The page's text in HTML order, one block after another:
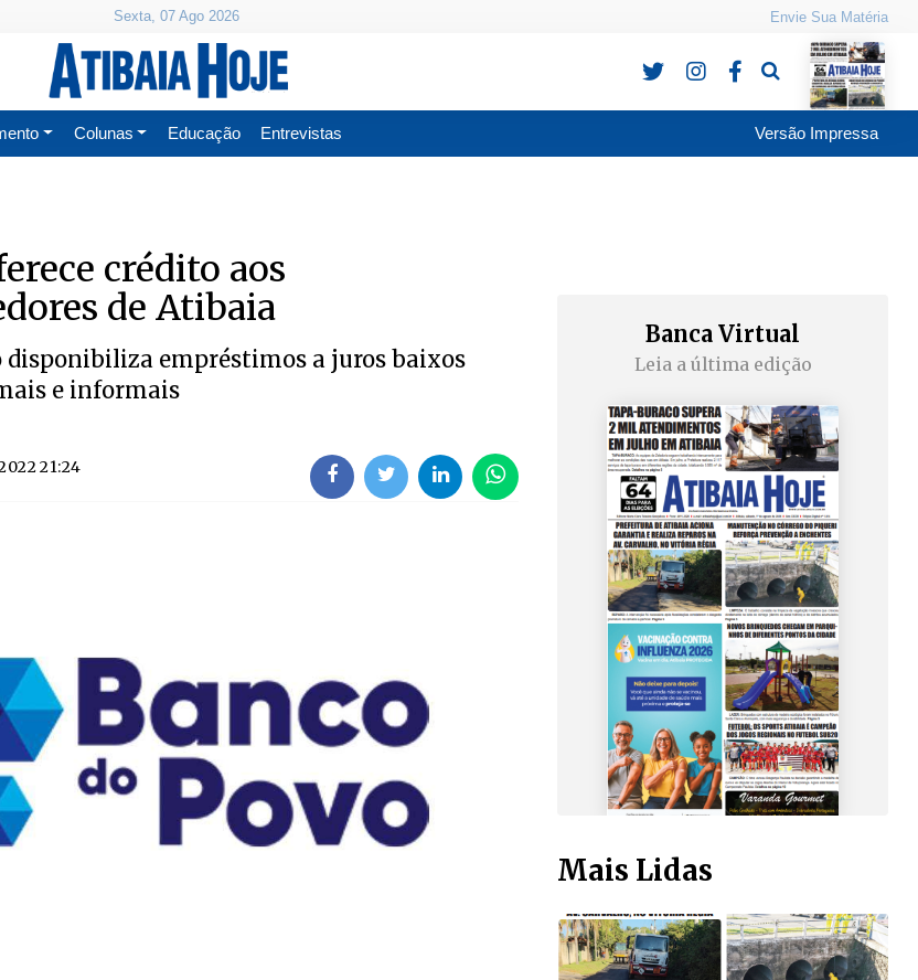
Sexta, 07 Ago 2026 Envie Sua Matéria
Pesquisa
Colunas Educação Entrevistas Versão Impressa
crédito aos
de Atibaia
disponibiliza empréstimos a juros baixos
e informais
21:24
Banca Virtual
Leia a última edição
Mais Lidas